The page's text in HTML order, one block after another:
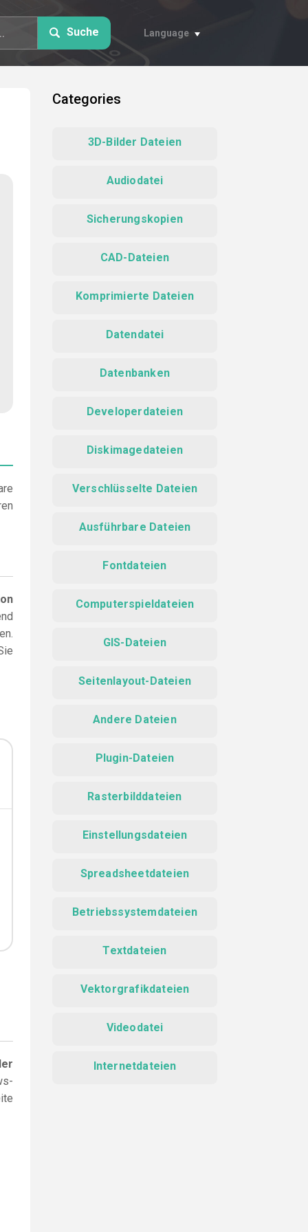
Suche Language
Categories
3D-Bilder Dateien
Audiodatei
Sicherungskopien
CAD-Dateien
Komprimierte Dateien
Datendatei
Datenbanken
Developerdateien
Diskimagedateien
Verschlüsselte Dateien
Ausführbare Dateien
Fontdateien
Computerspieldateien
GIS-Dateien
Seitenlayout-Dateien
Andere Dateien
Plugin-Dateien
Rasterbilddateien
Einstellungsdateien
Spreadsheetdateien
Betriebssystemdateien
Textdateien
Vektorgrafikdateien
Videodatei
Internetdateien